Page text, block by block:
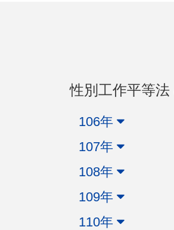
性別工作平等法
106年
107年
108年
109年
110年